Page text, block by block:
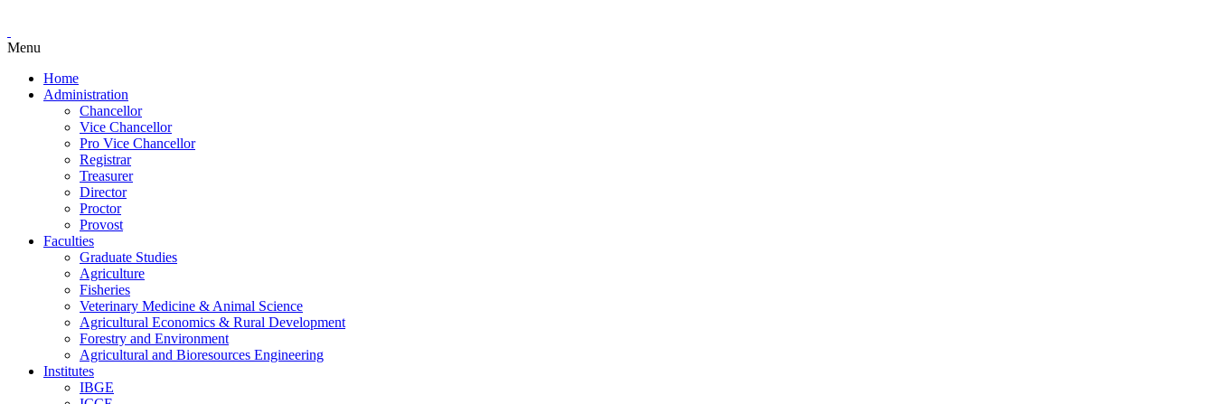
Menu
Home
Administration
Chancellor
Vice Chancellor
Pro Vice Chancellor
Registrar
Treasurer
Director
Proctor
Provost
Faculties
Graduate Studies
Agriculture
Fisheries
Veterinary Medicine & Animal Science
Agricultural Economics & Rural Development
Forestry and Environment
Agricultural and Bioresources Engineering
Institutes
IBGE